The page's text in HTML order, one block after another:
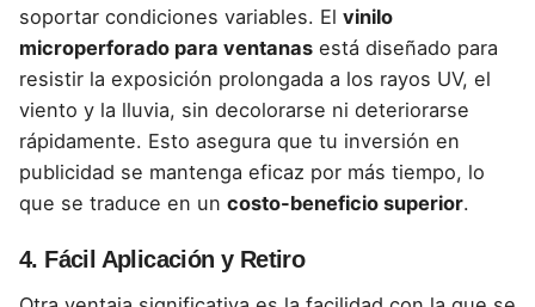
soportar condiciones variables. El vinilo
microperforado para ventanas está diseñado para
resistir la exposición prolongada a los rayos UV, el
viento y la lluvia, sin decolorarse ni deteriorarse
rápidamente. Esto asegura que tu inversión en
publicidad se mantenga eficaz por más tiempo, lo
que se traduce en un costo-beneficio superior.
4. Fácil Aplicación y Retiro